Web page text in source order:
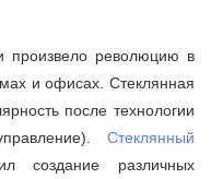
произвело революцию в
и офисах. Стеклянная
после технологии
Стеклянный
создание различных